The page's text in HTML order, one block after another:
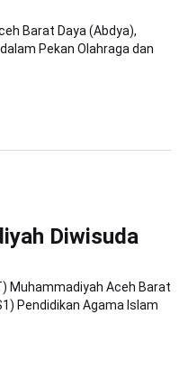
Barat Daya (Abdya),
Pekan Olahraga dan
Diwisuda
Muhammadiyah Aceh Barat
Pendidikan Agama Islam